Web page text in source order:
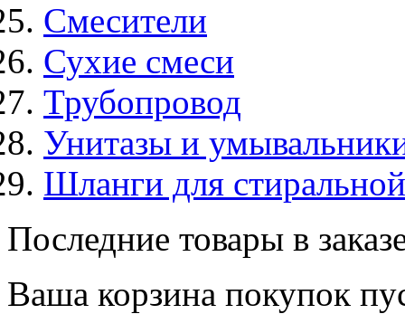
Смесители
Сухие смеси
Трубопровод
Унитазы и
Шланги для
Последние товары в
Ваша корзина покупок